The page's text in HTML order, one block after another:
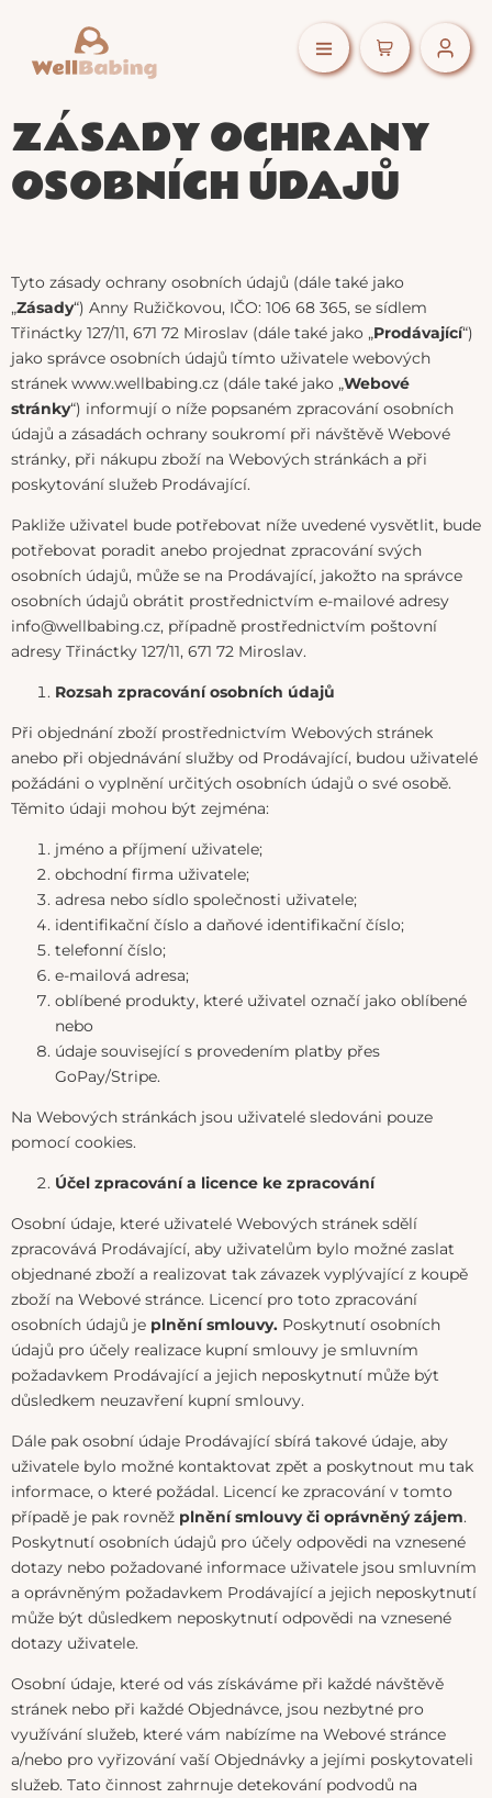
ZÁSADY OCHRANY
OSOBNÍCH ÚDAJŮ
Tyto zásady ochrany osobních údajů (dále také jako
„Zásady“) Anny Ružičkovou, IČO: 106 68 365, se sídlem
Třináctky 127/11, 671 72 Miroslav (dále také jako „Prodávající“)
jako správce osobních údajů tímto uživatele webových
stránek www.wellbabing.cz (dále také jako „Webové
stránky“) informují o níže popsaném zpracování osobních
údajů a zásadách ochrany soukromí při návštěvě Webové
stránky, při nákupu zboží na Webových stránkách a při
poskytování služeb Prodávající.
Pakliže uživatel bude potřebovat níže uvedené vysvětlit, bude
potřebovat poradit anebo projednat zpracování svých
osobních údajů, může se na Prodávající, jakožto na správce
osobních údajů obrátit prostřednictvím e-mailové adresy
info@wellbabing.cz, případně prostřednictvím poštovní
adresy Třináctky 127/11, 671 72 Miroslav.
Rozsah zpracování osobních údajů
Při objednání zboží prostřednictvím Webových stránek
anebo při objednávání služby od Prodávající, budou uživatelé
požádáni o vyplnění určitých osobních údajů o své osobě.
Těmito údaji mohou být zejména:
jméno a příjmení uživatele;
obchodní firma uživatele;
adresa nebo sídlo společnosti uživatele;
identifikační číslo a daňové identifikační číslo;
telefonní číslo;
e-mailová adresa;
oblíbené produkty, které uživatel označí jako oblíbené
nebo
údaje související s provedením platby přes
GoPay/Stripe.
Na Webových stránkách jsou uživatelé sledováni pouze
pomocí cookies.
Účel zpracování a licence ke zpracování
Osobní údaje, které uživatelé Webových stránek sdělí
zpracovává Prodávající, aby uživatelům bylo možné zaslat
objednané zboží a realizovat tak závazek vyplývající z koupě
zboží na Webové stránce. Licencí pro toto zpracování
osobních údajů je plnění smlouvy. Poskytnutí osobních
údajů pro účely realizace kupní smlouvy je smluvním
požadavkem Prodávající a jejich neposkytnutí může být
důsledkem neuzavření kupní smlouvy.
Dále pak osobní údaje Prodávající sbírá takové údaje, aby
uživatele bylo možné kontaktovat zpět a poskytnout mu tak
informace, o které požádal. Licencí ke zpracování v tomto
případě je pak rovněž plnění smlouvy či oprávněný zájem.
Poskytnutí osobních údajů pro účely odpovědi na vznesené
dotazy nebo požadované informace uživatele jsou smluvním
a oprávněným požadavkem Prodávající a jejich neposkytnutí
může být důsledkem neposkytnutí odpovědi na vznesené
dotazy uživatele.
Osobní údaje, které od vás získáváme při každé návštěvě
stránek nebo při každé Objednávce, jsou nezbytné pro
využívání služeb, které vám nabízíme na Webové stránce
a/nebo pro vyřizování vaší Objednávky a jejími poskytovateli
služeb. Tato činnost zahrnuje detekování podvodů na